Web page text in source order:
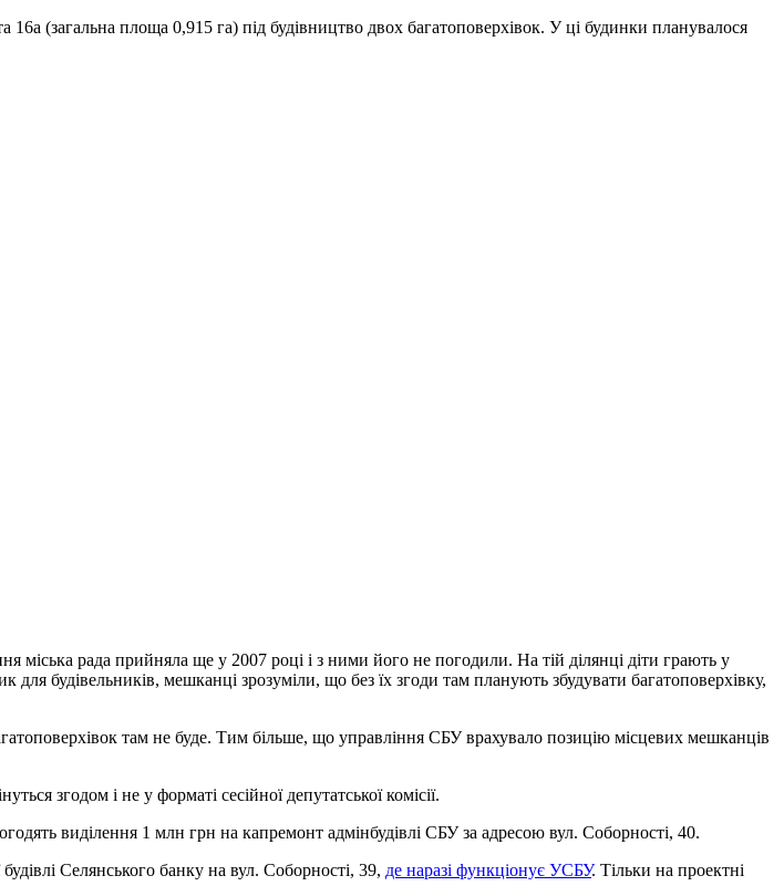
(загальна площа 0,915 га) під будівництво двох багатоповерхівок. У ці будинки планувалося
міська рада прийняла ще у 2007 році і з ними його не погодили. На тій ділянці діти грають у
будівельників, мешканці зрозуміли, що без їх згоди там планують збудувати багатоповерхівку,
там не буде. Тим більше, що управління СБУ врахувало позицію місцевих мешканців
згодом і не у форматі сесійної депутатської комісії.
виділення 1 млн грн на капремонт адмінбудівлі СБУ за адресою вул. Соборності, 40.
Селянського банку на вул. Соборності, 39, де наразі функціонує УСБУ. Тільки на проектні